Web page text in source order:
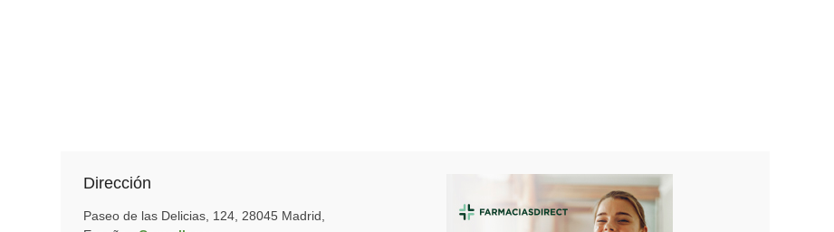
Dirección
Paseo de las Delicias, 124, 28045 Madrid,